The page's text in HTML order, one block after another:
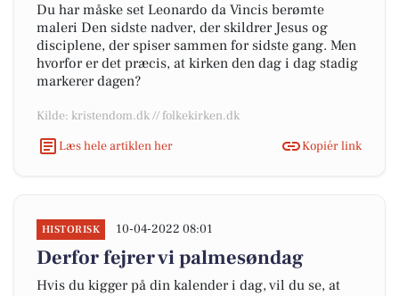
Du har måske set Leonardo da Vincis berømte
maleri Den sidste nadver, der skildrer Jesus og
disciplene, der spiser sammen for sidste gang. Men
hvorfor er det præcis, at kirken den dag i dag stadig
markerer dagen?
Kilde: kristendom.dk // folkekirken.dk
Læs hele artiklen her
Kopiér link
HISTORISK 10-04-2022 08:01
Derfor fejrer vi palmesøndag
Hvis du kigger på din kalender i dag, vil du se, at